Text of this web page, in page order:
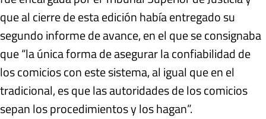
que al cierre de esta edición había entregado su
segundo informe de avance, en el que se consignaba
que “la única forma de asegurar la confiabilidad de
los comicios con este sistema, al igual que en el
tradicional, es que las autoridades de los comicios
sepan los procedimientos y los hagan”.